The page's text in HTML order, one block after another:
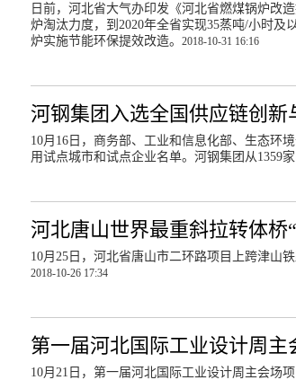
日前，河北省大气办印发《河北省燃煤锅炉改
炉淘汰力度，到2020年全省实现35蒸吨/小时及
炉实施节能环保提效改造。 2018-10-31 16:16
河钢集团入选全国供应链创新
10月16日，商务部、工业和信息化部、生态环
用试点城市和试点企业名单。河钢集团从1359
河北唐山世界最重斜拉转体桥
10月25日，河北省唐山市二环路项目上跨津山
2018-10-26 17:34
第一届河北国际工业设计周
10月21日，第一届河北国际工业设计周主会场